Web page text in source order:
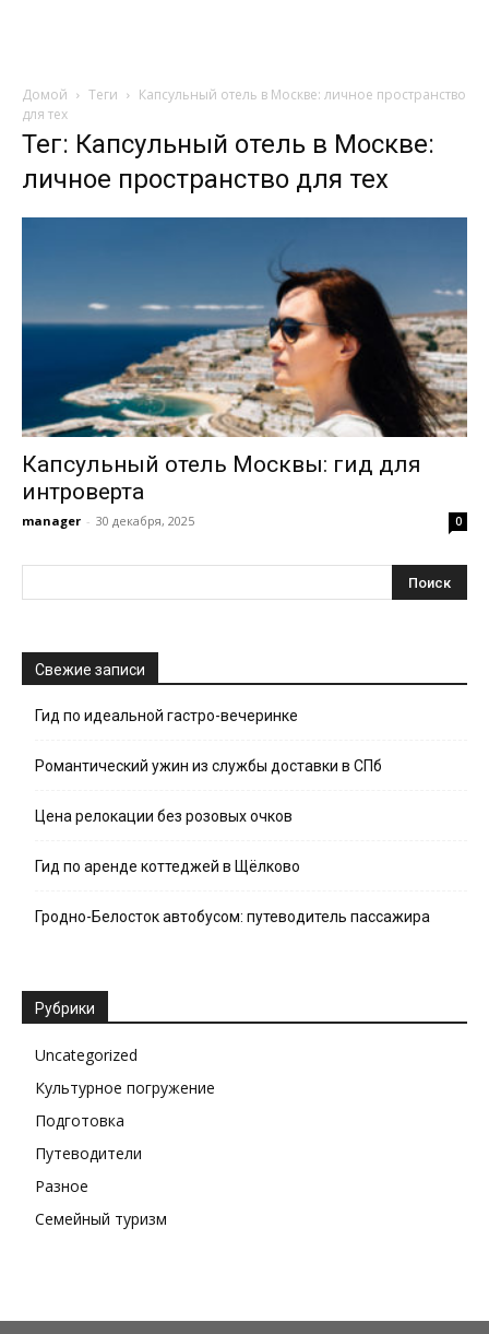
Домой Теги
Капсульный отель в Москве: личное пространство
для тех
Тег: Капсульный отель в Москве:
личное пространство для тех
Капсульный отель Москвы: гид для
интроверта
manager - 30 декабря, 2025 0
Свежие записи
Гид по идеальной гастро-вечеринке
Романтический ужин из службы доставки в СПб
Цена релокации без розовых очков
Гид по аренде коттеджей в Щёлково
Гродно-Белосток автобусом: путеводитель пассажира
Рубрики
Uncategorized
Культурное погружение
Подготовка
Путеводители
Разное
Семейный туризм